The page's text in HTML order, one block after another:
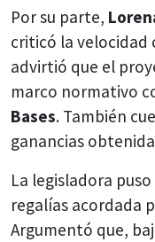
Por su parte,
criticó la velocidad
advirtió que el
marco normativo
Bases. También
ganancias
La legisladora
regalías acordada
Argumentó que,